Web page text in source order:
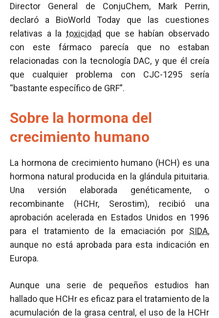
Director General de ConjuChem, Mark Perrin,
declaró a BioWorld Today que las cuestiones
relativas a latoxicidad que se habían observado
con este fármaco parecía que no estaban
relacionadas con la tecnología DAC, y que él creía
que cualquier problema con CJC-1295 sería
“bastante específico de GRF”.
Sobre la hormona del
crecimiento humano
La hormona de crecimiento humano (HCH) es una
hormona natural producida en la glándula pituitaria.
Una versión elaborada genéticamente, o
recombinante (HCHr, Serostim), recibió una
aprobación acelerada en Estados Unidos en 1996
para el tratamiento de la emaciación por SIDA,
aunque no está aprobada para esta indicación en
Europa.
Aunque una serie de pequeños estudios han
hallado que HCHr es eficaz para el tratamiento de la
acumulación de la grasa central, el uso de la HCHr